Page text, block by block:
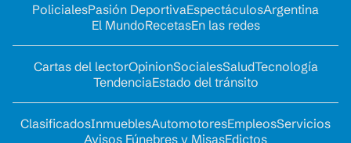
PolicialesPasión DeportivaEspectáculosArgentina
El MundoRecetasEn las redes
Cartas del lectorOpinionSocialesSaludTecnología
TendenciaEstado del tránsito
ClasificadosInmueblesAutomotoresEmpleosServicios
Avisos Fúnebres y MisasEdictos